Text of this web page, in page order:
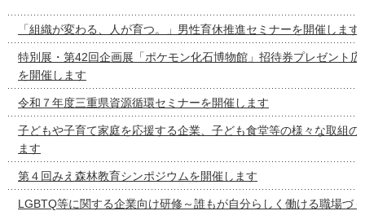
「組織が変わる、人が育つ。」男性育休推進セミナーを開催します
特別展・第42回企画展「ポケモン化石博物館」招待券プレゼント
を開催します
令和７年度三重県資源循環セミナーを開催します
子どもや子育て家庭を応援する企業、子ども食堂等の様々な取組の
ます
第４回みえ森林教育シンポジウムを開催します
LGBTQ等に関する企業向け研修～誰もが自分らしく働ける職場づ